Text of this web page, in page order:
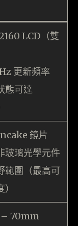
LCD（雙
更新頻率
態可達
鏡片
玻璃光學元件
範圍（最高可
70mm